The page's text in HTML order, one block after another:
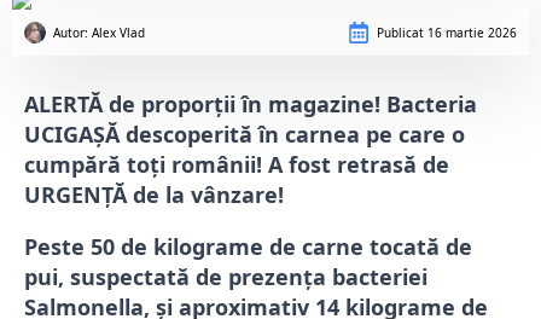
Autor: Alex Vlad Publicat 16 martie 2026
ALERTĂ de proporții în magazine! Bacteria
UCIGAȘĂ descoperită în carnea pe care o
cumpără toți românii! A fost retrasă de
URGENȚĂ de la vânzare!
Peste 50 de kilograme de carne tocată de
pui, suspectată de prezența bacteriei
Salmonella, și aproximativ 14 kilograme de